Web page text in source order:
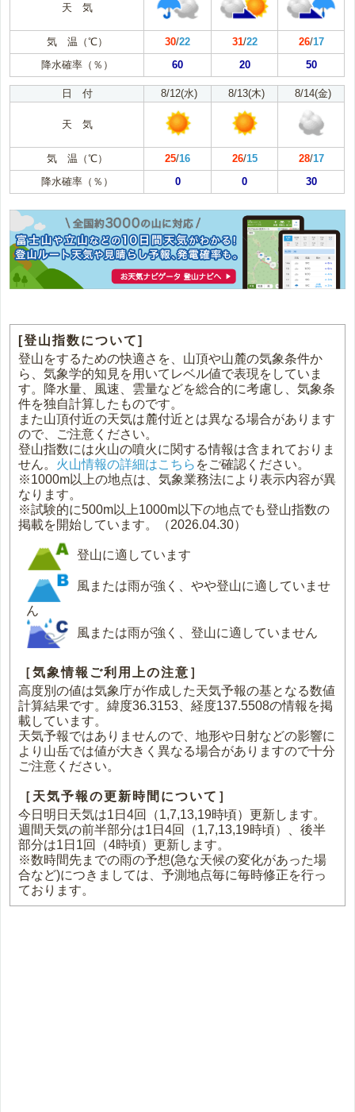
天 気
気 温（℃） 30/22 31/22 26/17
降水確率（％）
60 20 50
日 付 8/12(水) 8/13(木) 8/14(金)
天 気
気 温（℃） 25/16 26/15 28/17
降水確率（％）
0 0 30
[登山指数について]
登山をするための快適さを、山頂や山麓の気象条件か
ら、気象学的知見を用いてレベル値で表現をしていま
す。降水量、風速、雲量などを総合的に考慮し、気象条
件を独自計算したものです。
また山頂付近の天気は麓付近とは異なる場合があります
ので、ご注意ください。
登山指数には火山の噴火に関する情報は含まれておりま
せん。 火山情報の詳細はこちら をご確認ください。
※1000m以上の地点は、気象業務法により表示内容が異
なります。
※試験的に500m以上1000m以下の地点でも登山指数の
掲載を開始しています。（2026.04.30）
登山に適しています
風または雨が強く、やや登山に適していませ
ん
風または雨が強く、登山に適していません
［気象情報ご利用上の注意］
高度別の値は気象庁が作成した天気予報の基となる数値
計算結果です。緯度36.3153、経度137.5508の情報を掲
載しています。
天気予報ではありませんので、地形や日射などの影響に
より山岳では値が大きく異なる場合がありますので十分
ご注意ください。
［天気予報の更新時間について］
今日明日天気は1日4回（1,7,13,19時頃）更新します。
週間天気の前半部分は1日4回（1,7,13,19時頃）、後半
部分は1日1回（4時頃）更新します。
※数時間先までの雨の予想(急な天候の変化があった場
合など)につきましては、予測地点毎に毎時修正を行っ
ております。